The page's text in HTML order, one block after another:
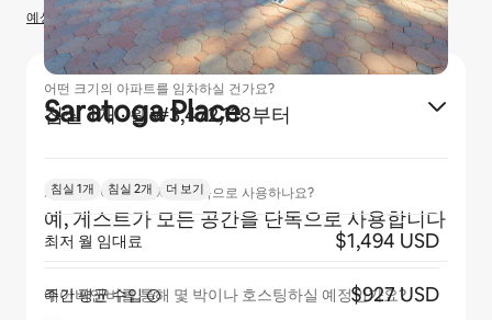
예상 호스팅 수입을 산정하는 방법
어떤 크기의 아파트를 임차하실 건가요?
침실 1개·월₩3,472,118부터
게스트가 아파트 전체를 단독으로 사용하나요?
예, 게스트가 모든 공간을 단독으로 사용합니다
에어비앤비를 통해 몇 박이나 호스팅하실 예정인가요?
Saratoga Place
침실 1개 침실 2개 더 보기
최저 월 임대료 $1,494 USD
주간 평균수입 $927 USD